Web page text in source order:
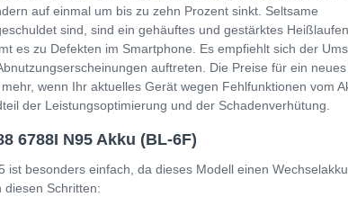
auf einmal um bis zu zehn Prozent sinkt. Seltsame
sind, sind ein gehäuftes und gestärktes
es zu Defekten im Smartphone. Es empfiehlt sich der
auftreten. Die Preise für ein
wenn Ihr aktuelles Gerät wegen Fehlfunktionen vom
der Leistungsoptimierung und der Schadenverhütung.
6788I N95 Akku (BL-6F)
ist besonders einfach, da dieses Modell einen
diesen Schritten: